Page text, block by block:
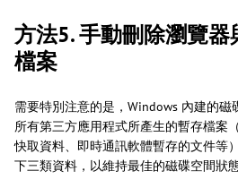
方法5. 手動刪除瀏覽
檔案
需要特別注意的是，Windows 內建的磁
所有第三方應用程式所產生的暫存檔案
快取資料、即時通訊軟體暫存的文件等
下三類資料，以維持最佳的磁碟空間狀